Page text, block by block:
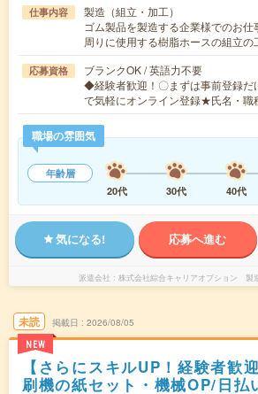
仕事内容
製造（組立・加工）
ゴム製品を製造する企業様でのお仕
周りに使用する樹脂ホースの組立
応募資格
ブランクOK / 英語力不要
◆経験者歓迎！〇まずは事前登録だ
で気軽にオンライン登録★氏名・
職場の雰囲気
年齢層
20代
30代 40代
気になる! 応募へ進む
派遣会社 株式会社綜合キャリアオプション 製
未読
NEW
掲載日 2026/08/05
【さらにスキルUP！経験者歓
刷機の紙セット・機械OP/日払